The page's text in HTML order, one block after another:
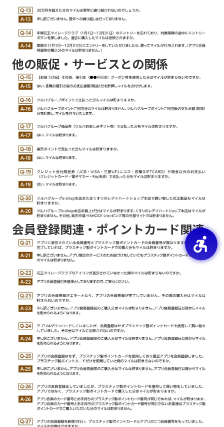
他の販促・サービスとの関係
会員登録関連・ポイントカード関連